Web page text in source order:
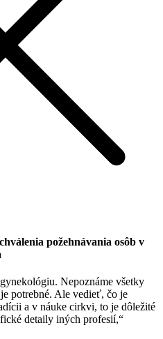
požehnávania osôb v
Nepoznáme všetky
potrebné. Ale vedieť, čo je
a v náuke cirkvi, to je dôležité
detaily iných profesií,“